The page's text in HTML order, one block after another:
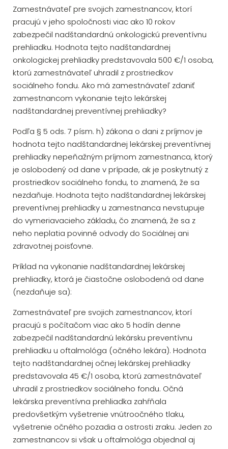
Zamestnávateľ pre svojich zamestnancov, ktorí
pracujú v jeho spoločnosti viac ako 10 rokov
zabezpečil nadštandardnú onkologickú preventívnu
prehliadku. Hodnota tejto nadštandardnej
onkologickej prehliadky predstavovala 500 €/1 osoba,
ktorú zamestnávateľ uhradil z prostriedkov
sociálneho fondu. Ako má zamestnávateľ zdaniť
zamestnancom vykonanie tejto lekárskej
nadštandardnej preventívnej prehliadky?
Podľa § 5 ods. 7 písm. h) zákona o dani z príjmov je
hodnota tejto nadštandardnej lekárskej preventívnej
prehliadky nepeňažným príjmom zamestnanca, ktorý
je oslobodený od dane v prípade, ak je poskytnutý z
prostriedkov sociálneho fondu, to znamená, že sa
nezdaňuje. Hodnota tejto nadštandardnej lekárskej
preventívnej prehliadky u zamestnanca nevstupuje
do vymeriavacieho základu, čo znamená, že sa z
neho neplatia povinné odvody do Sociálnej ani
zdravotnej poisťovne.
Príklad na vykonanie nadštandardnej lekárskej
prehliadky, ktorá je čiastočne oslobodená od dane
(nezdaňuje sa):
Zamestnávateľ pre svojich zamestnancov, ktorí
pracujú s počítačom viac ako 5 hodín denne
zabezpečil nadštandardnú lekársku preventívnu
prehliadku u oftalmológa (očného lekára). Hodnota
tejto nadštandardnej očnej lekárskej prehliadky
predstavovala 45 €/1 osoba, ktorú zamestnávateľ
uhradil z prostriedkov sociálneho fondu. Očná
lekárska preventívna prehliadka zahŕňala
predovšetkým vyšetrenie vnútroočného tlaku,
vyšetrenie očného pozadia a ostrosti zraku. Jeden zo
zamestnancov si však u oftalmológa objednal aj